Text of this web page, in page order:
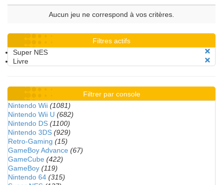
Aucun jeu ne correspond à vos critères.
Filtres actifs
Super NES
Livre
Filtrer par console
Nintendo Wii (1081)
Nintendo Wii U (682)
Nintendo DS (1100)
Nintendo 3DS (929)
Retro-Gaming (15)
GameBoy Advance (67)
GameCube (422)
GameBoy (119)
Nintendo 64 (315)